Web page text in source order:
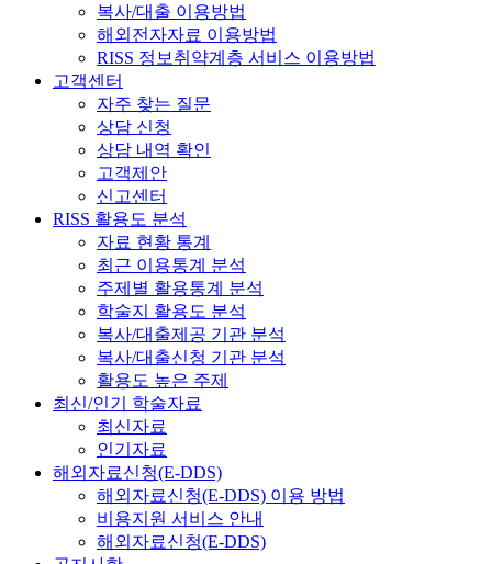
복사/대출 이용방법
해외전자자료 이용방법
RISS 정보취약계층 서비스 이용방법
고객센터
자주 찾는 질문
상담 신청
상담 내역 확인
고객제안
신고센터
RISS 활용도 분석
자료 현황 통계
최근 이용통계 분석
주제별 활용통계 분석
학술지 활용도 분석
복사/대출제공 기관 분석
복사/대출신청 기관 분석
활용도 높은 주제
최신/인기 학술자료
최신자료
인기자료
해외자료신청(E-DDS)
해외자료신청(E-DDS) 이용 방법
비용지원 서비스 안내
해외자료신청(E-DDS)